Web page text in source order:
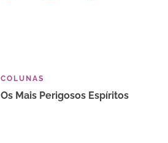
COLUNAS
Os Mais Perigosos Espíritos